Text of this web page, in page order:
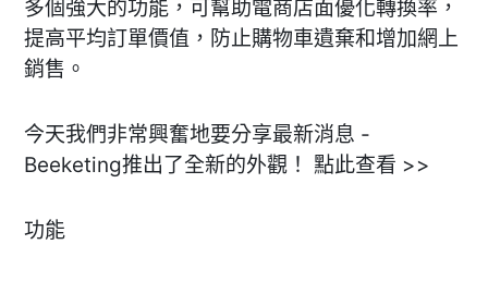
多個強大的功能，可幫助電商店面優化轉換率，
提高平均訂單價值，防止購物車遺棄和增加網上
銷售。
今天我們非常興奮地要分享最新消息 -
Beeketing推出了全新的外觀！ 點此查看 >>
功能